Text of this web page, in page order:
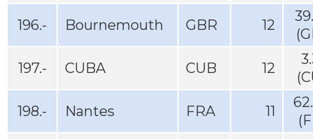
196.- Bournemouth GBR 12
197.- CUBA CUB 12
198.- Nantes FRA 11